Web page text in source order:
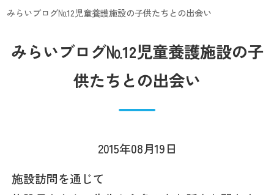
みらいブログ№12児童養護施設の子供たちとの出会い
みらいブログ№12児童養護施設の子
供たちとの出会い
2015年08月19日
施設訪問を通じて